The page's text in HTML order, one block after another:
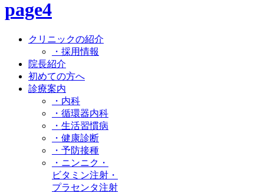
クリニックの紹介
・採用情報
院長紹介
初めての方へ
診療案内
・内科
・循環器内科
・生活習慣病
・健康診断
・予防接種
・ニンニク・
ビタミン注射・
プラセンタ注射